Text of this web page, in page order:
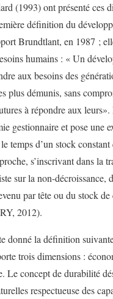
(1993) ont présenté ces
définition du
Brundtlant, en 1987 ;
humains : « Un
aux besoins des
plus démunis, sans
à répondre aux
gestionnaire et pose une
temps d’un stock
s’inscrivant dans la
sur la non-décroissance,
par tête ou du stock
2012).
donné la définition
trois dimensions :
Le concept de durabilité
respectueuse des